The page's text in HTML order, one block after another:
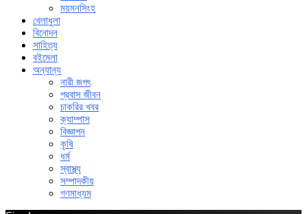
ময়মনসিংহ
খেলাধুলা
বিনোদন
সাহিত্য
বইমেলা
অন্যান্য
নারী জগৎ
প্রবাস জীবন
চাকরির খবর
ক্যাম্পাস
বিজ্ঞাপন
কৃষি
ধর্ম
স্বাস্থ্য
সম্পাদকীয়
গণমাধ্যম